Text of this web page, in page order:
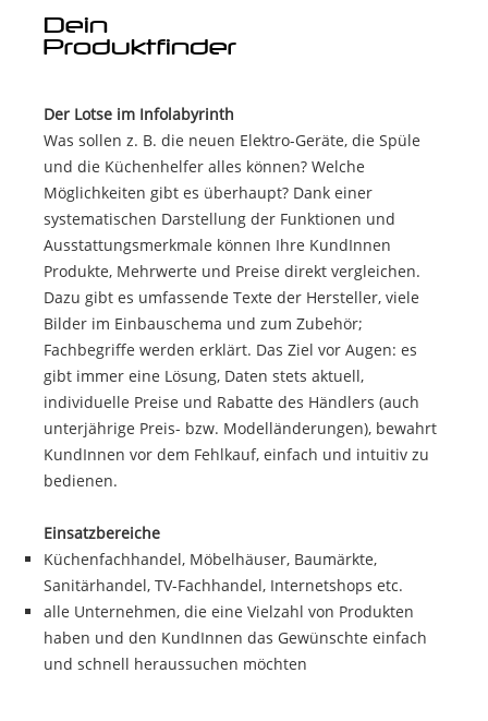
Dein
Produktfinder
Der Lotse im Infolabyrinth
Was sollen z. B. die neuen Elektro-Geräte, die Spüle
und die Küchenhelfer alles können? Welche
Möglichkeiten gibt es überhaupt? Dank einer
systematischen Darstellung der Funktionen und
Ausstattungsmerkmale können Ihre KundInnen
Produkte, Mehrwerte und Preise direkt vergleichen.
Dazu gibt es umfassende Texte der Hersteller, viele
Bilder im Einbauschema und zum Zubehör;
Fachbegriffe werden erklärt. Das Ziel vor Augen: es
gibt immer eine Lösung, Daten stets aktuell,
individuelle Preise und Rabatte des Händlers (auch
unterjährige Preis- bzw. Modelländerungen), bewahrt
KundInnen vor dem Fehlkauf, einfach und intuitiv zu
bedienen.
Einsatzbereiche
Küchenfachhandel, Möbelhäuser, Baumärkte,
Sanitärhandel, TV-Fachhandel, Internetshops etc.
alle Unternehmen, die eine Vielzahl von Produkten
haben und den KundInnen das Gewünschte einfach
und schnell heraussuchen möchten